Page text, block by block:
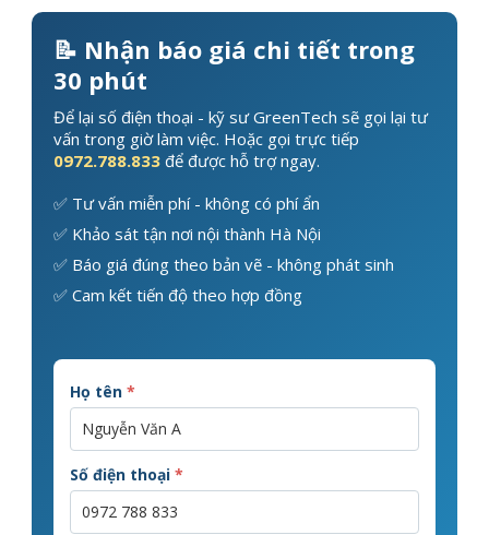
📝 Nhận báo giá chi tiết trong
30 phút
Để lại số điện thoại - kỹ sư GreenTech sẽ gọi lại tư
vấn trong giờ làm việc. Hoặc gọi trực tiếp
0972.788.833 để được hỗ trợ ngay.
✅ Tư vấn miễn phí - không có phí ẩn
✅ Khảo sát tận nơi nội thành Hà Nội
✅ Báo giá đúng theo bản vẽ - không phát sinh
✅ Cam kết tiến độ theo hợp đồng
Họ tên *
Số điện thoại *